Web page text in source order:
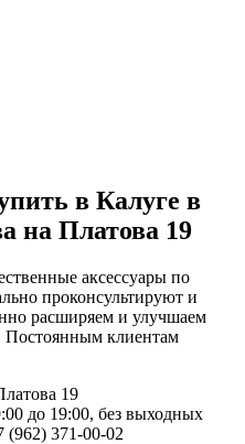
в Калуге в
на Платова 19
аксессуары по
проконсультируют и
расширяем и улучшаем
Постоянным клиентам
19
до 19:00, без выходных
(962) 371-00-02